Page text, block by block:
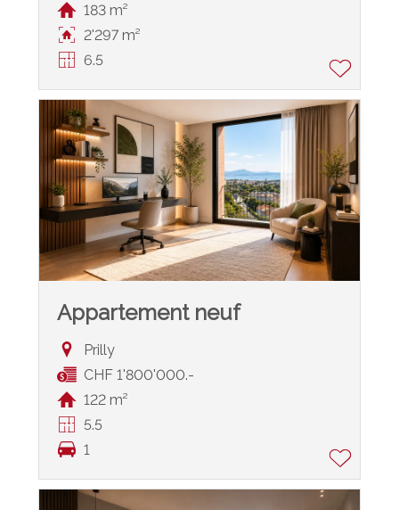
183 m²
2'297 m²
6.5
Appartement neuf
Prilly
CHF 1'800'000.-
122 m²
5.5
1